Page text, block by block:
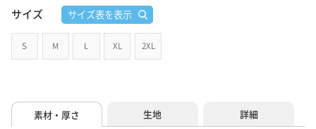
サイズ サイズ表を表示
S M L XL 2XL
素材・厚さ 生地 詳細